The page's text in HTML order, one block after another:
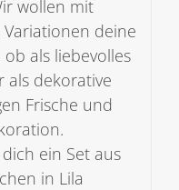
wollen mit
deine
als liebevolles
als dekorative
Frische und
ein Set aus
in Lila